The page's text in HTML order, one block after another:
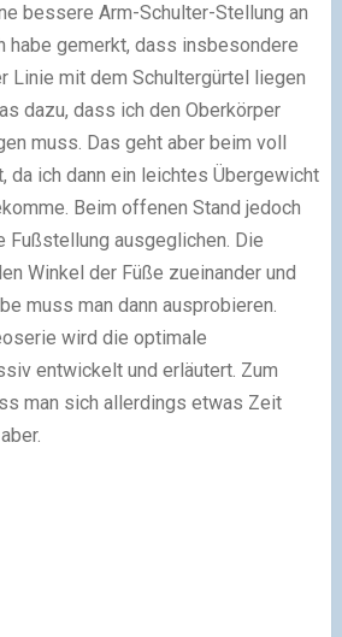
bessere Arm-Schulter-Stellung an
habe gemerkt, dass insbesondere
Linie mit dem Schultergürtel liegen
dazu, dass ich den Oberkörper
muss. Das geht aber beim voll
da ich dann ein leichtes Übergewicht
Beim offenen Stand jedoch
ausgeglichen. Die
Winkel der Füße zueinander und
muss man dann ausprobieren.
wird die optimale
entwickelt und erläutert. Zum
man sich allerdings etwas Zeit